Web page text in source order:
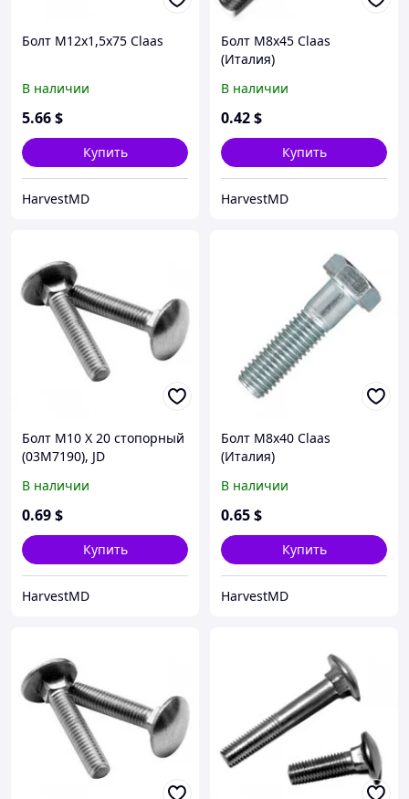
Болт М12х1,5х75 Claas
В наличии
5.66$
Купить
HarvestMD
Болт M8x45 Claas
(Италия)
В наличии
0.42$
Купить
HarvestMD
Болт M10 X 20 стопорный
(03M7190), JD
В наличии
0.69$
Купить
HarvestMD
Болт M8x40 Claas
(Италия)
В наличии
0.65$
Купить
HarvestMD